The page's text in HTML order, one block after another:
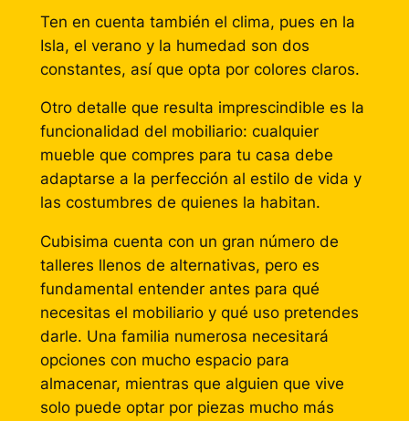
Ten en cuenta también el clima, pues en la
Isla, el verano y la humedad son dos
constantes, así que opta por colores claros.
Otro detalle que resulta imprescindible es la
funcionalidad del mobiliario: cualquier
mueble que compres para tu casa debe
adaptarse a la perfección al estilo de vida y
las costumbres de quienes la habitan.
Cubisima cuenta con un gran número de
talleres llenos de alternativas, pero es
fundamental entender antes para qué
necesitas el mobiliario y qué uso pretendes
darle. Una familia numerosa necesitará
opciones con mucho espacio para
almacenar, mientras que alguien que vive
solo puede optar por piezas mucho más